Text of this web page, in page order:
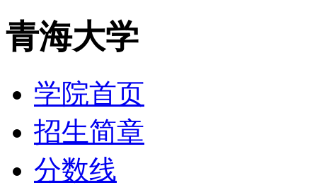
青海大学
学院首页
招生简章
分数线